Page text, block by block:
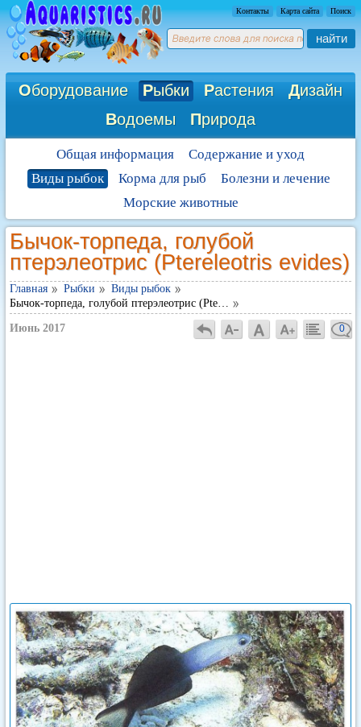
Контакты Карта сайта Поиск
найти
Оборудование Рыбки Растения Дизайн
Водоемы Природа
Общая информация
Содержание и уход
Виды рыбок
Корма для рыб
Болезни и лечение
Морские животные
Бычок-торпеда, голубой
птерэлеотрис (Ptereleotris evides)
Главная Рыбки
Виды рыбок
Бычок-торпеда, голубой птерэлеотрис (Pte…
Июнь 2017 0